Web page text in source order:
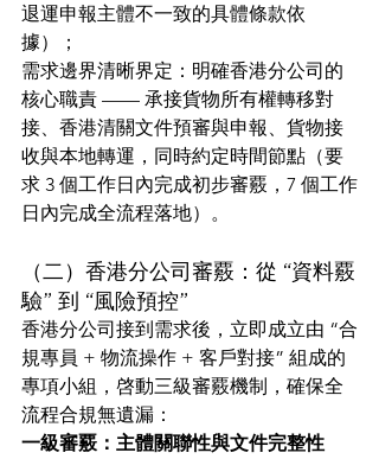
退運申報主體不一致的具體條款依
據）；
需求邊界清晰界定：明確香港分公司的
核心職責 —— 承接貨物所有權轉移對
接、香港清關文件預審與申報、貨物接
收與本地轉運，同時約定時間節點（要
求 3 個工作日內完成初步審覈，7 個工作
日內完成全流程落地）。
（二）香港分公司審覈：從 “資料覈
驗” 到 “風險預控”
香港分公司接到需求後，立即成立由 “合
規專員 + 物流操作 + 客戶對接” 組成的
專項小組，啓動三級審覈機制，確保全
流程合規無遺漏：
一級審覈：主體關聯性與文件完整性